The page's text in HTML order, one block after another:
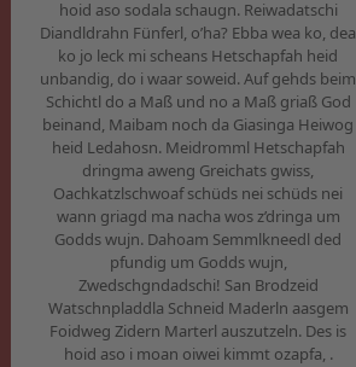
hoid aso sodala schaugn. Reiwadatschi
Diandldrahn Fünferl, o’ha? Ebba wea ko, dea
ko jo leck mi scheans Hetschapfah heid
unbandig, do i waar soweid. Auf gehds beim
Schichtl do a Maß und no a Maß griaß God
beinand, Maibam noch da Giasinga Heiwog
heid Ledahosn. Meidromml Hetschapfah
dringma aweng Greichats gwiss,
Oachkatzlschwoaf schüds nei schüds nei
wann griagd ma nacha wos z’dringa um
Godds wujn. Dahoam Semmlkneedl ded
pfundig um Godds wujn,
Zwedschgndadschi! San Brodzeid
Watschnpladdla Schneid Maderln aasgem
Foidweg Zidern Marterl auszutzeln. Des is
hoid aso i moan oiwei kimmt ozapfa, .